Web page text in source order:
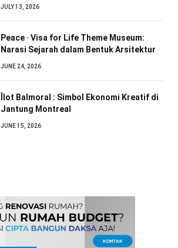
JULY 13, 2026
Peace · Visa for Life Theme Museum:
Narasi Sejarah dalam Bentuk Arsitektur
JUNE 24, 2026
Îlot Balmoral : Simbol Ekonomi Kreatif di
Jantung Montreal
JUNE 15, 2026